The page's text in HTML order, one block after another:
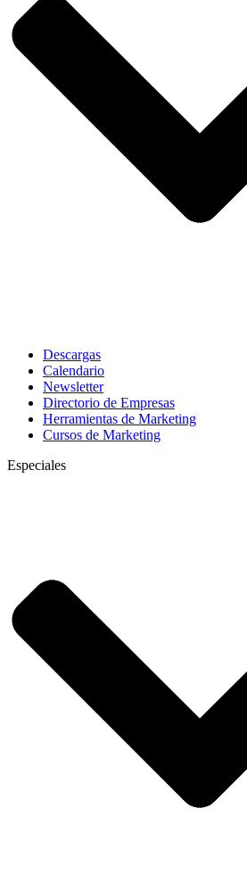
Descargas
Calendario
Newsletter
Directorio de Empresas
Herramientas de Marketing
Cursos de Marketing
Especiales